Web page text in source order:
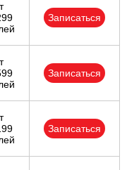
Записаться
Записаться
Записаться